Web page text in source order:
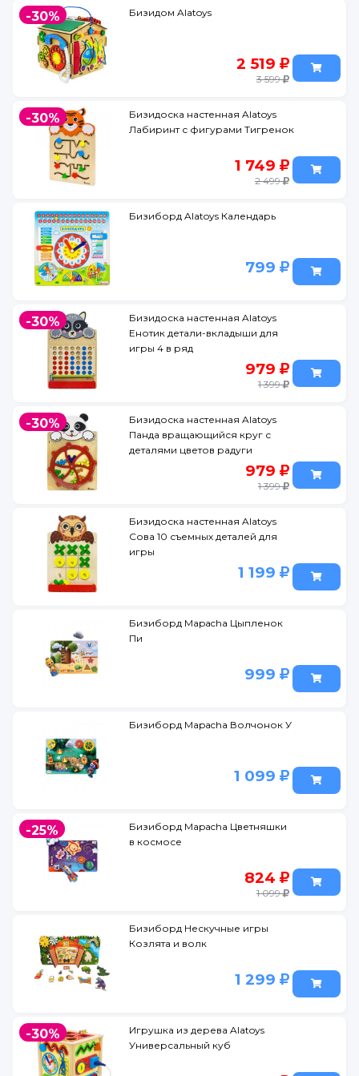
-30% Бизидом Alatoys
2 519
3 599
-30%
Бизидоска настенная Alatoys
Лабиринт с фигурами Тигренок
1 749
2 499
Бизиборд Alatoys Календарь
799
-30%
Бизидоска настенная Alatoys
Енотик детали-вкладыши для
игры 4 в ряд
979
1 399
-30%
Бизидоска настенная Alatoys
Панда вращающийся круг с
деталями цветов радуги
979
1 399
Бизидоска настенная Alatoys
Сова 10 съемных деталей для
игры
1 199
Бизиборд Mapacha Цыпленок
Пи
999
Бизиборд Mapacha Волчонок У
1 099
-25%
Бизиборд Mapacha Цветняшки
в космосе
824
1 099
Бизиборд Нескучные игры
Козлята и волк
1 299
-30%
Игрушка из дерева Alatoys
Универсальный куб